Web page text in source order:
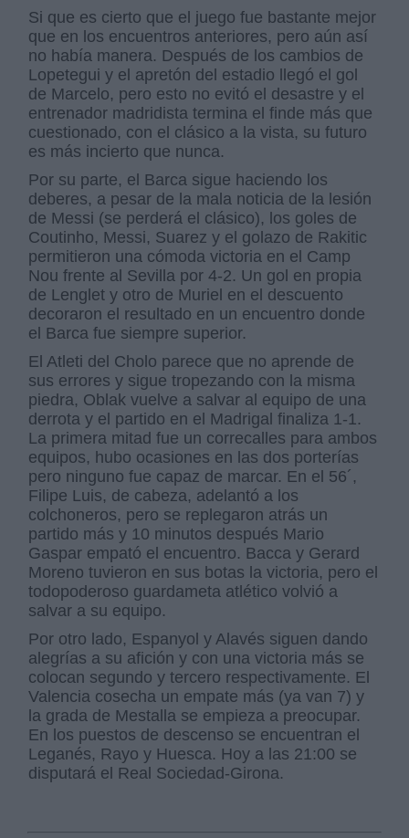
Si que es cierto que el juego fue bastante mejor
que en los encuentros anteriores, pero aún así
no había manera. Después de los cambios de
Lopetegui y el apretón del estadio llegó el gol
de Marcelo, pero esto no evitó el desastre y el
entrenador madridista termina el finde más que
cuestionado, con el clásico a la vista, su futuro
es más incierto que nunca.
Por su parte, el Barca sigue haciendo los
deberes, a pesar de la mala noticia de la lesión
de Messi (se perderá el clásico), los goles de
Coutinho, Messi, Suarez y el golazo de Rakitic
permitieron una cómoda victoria en el Camp
Nou frente al Sevilla por 4-2. Un gol en propia
de Lenglet y otro de Muriel en el descuento
decoraron el resultado en un encuentro donde
el Barca fue siempre superior.
El Atleti del Cholo parece que no aprende de
sus errores y sigue tropezando con la misma
piedra, Oblak vuelve a salvar al equipo de una
derrota y el partido en el Madrigal finaliza 1-1.
La primera mitad fue un correcalles para ambos
equipos, hubo ocasiones en las dos porterías
pero ninguno fue capaz de marcar. En el 56´,
Filipe Luis, de cabeza, adelantó a los
colchoneros, pero se replegaron atrás un
partido más y 10 minutos después Mario
Gaspar empató el encuentro. Bacca y Gerard
Moreno tuvieron en sus botas la victoria, pero el
todopoderoso guardameta atlético volvió a
salvar a su equipo.
Por otro lado, Espanyol y Alavés siguen dando
alegrías a su afición y con una victoria más se
colocan segundo y tercero respectivamente. El
Valencia cosecha un empate más (ya van 7) y
la grada de Mestalla se empieza a preocupar.
En los puestos de descenso se encuentran el
Leganés, Rayo y Huesca. Hoy a las 21:00 se
disputará el Real Sociedad-Girona.